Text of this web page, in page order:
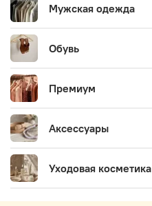
Мужская одежда
Обувь
Премиум
Аксессуары
Уходовая косметика